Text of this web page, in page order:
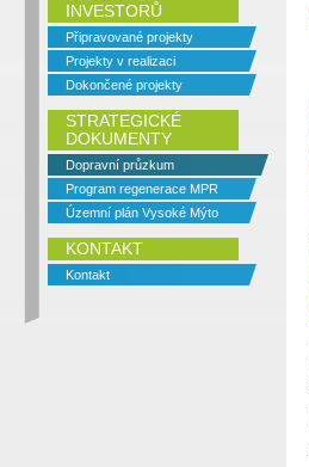
INVESTORŮ
Připravované projekty
Projekty v realizaci
Dokončené projekty
STRATEGICKÉ
DOKUMENTY
Dopravní průzkum
Program regenerace MPR
Územní plán Vysoké Mýto
KONTAKT
Kontakt